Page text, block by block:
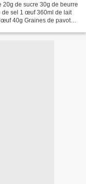
20g de sucre 30g de beurre
de sel 1 œuf 360ml de lait
40g Graines de pavot